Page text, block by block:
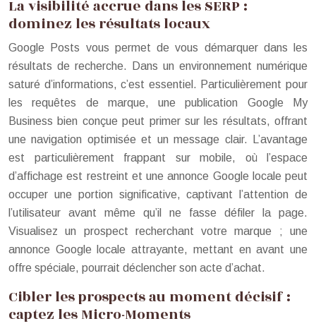
La visibilité accrue dans les SERP :
dominez les résultats locaux
Google Posts vous permet de vous démarquer dans les
résultats de recherche. Dans un environnement numérique
saturé d’informations, c’est essentiel. Particulièrement pour
les requêtes de marque, une publication Google My
Business bien conçue peut primer sur les résultats, offrant
une navigation optimisée et un message clair. L’avantage
est particulièrement frappant sur mobile, où l’espace
d’affichage est restreint et une annonce Google locale peut
occuper une portion significative, captivant l’attention de
l’utilisateur avant même qu’il ne fasse défiler la page.
Visualisez un prospect recherchant votre marque ; une
annonce Google locale attrayante, mettant en avant une
offre spéciale, pourrait déclencher son acte d’achat.
Cibler les prospects au moment décisif :
captez les Micro-Moments